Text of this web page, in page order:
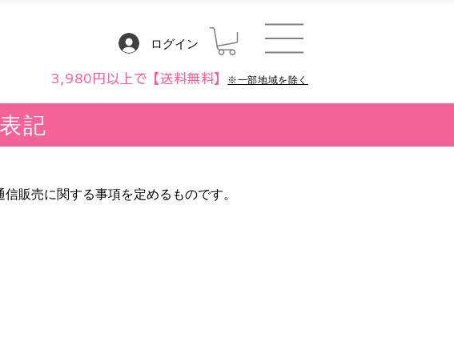
ログイン
3,980円以上で【送料無料】 ※一部地域を除く
記
販売に関する事項を定めるものです。